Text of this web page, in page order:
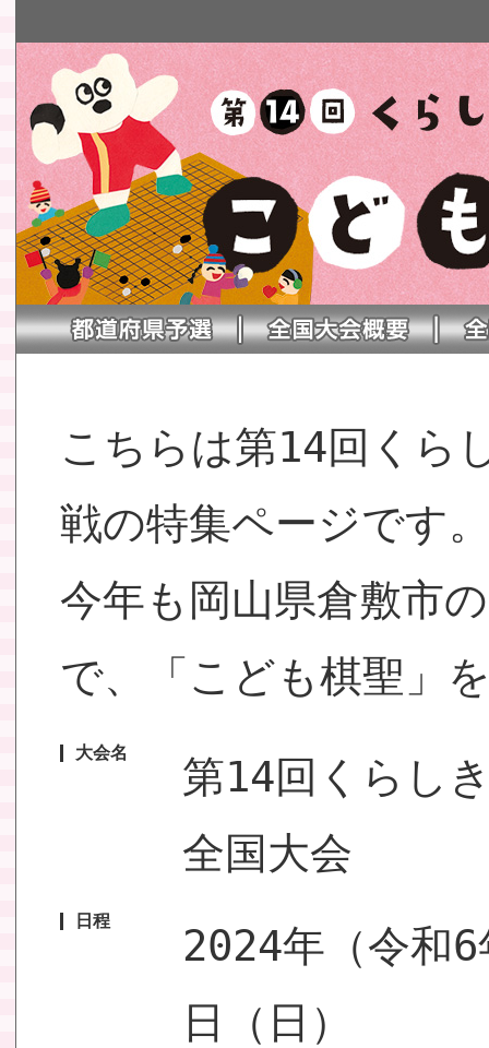
こちらは第14回くら
戦の特集ページです
今年も岡山県倉敷市
で、「こども棋聖」
大会名
第14回くらし
全国大会
日程
2024年（令和
日（日）